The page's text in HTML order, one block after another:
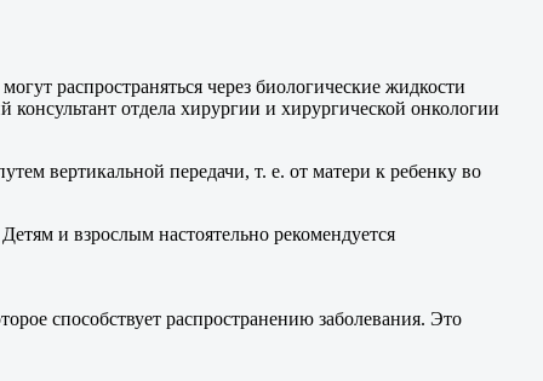
распространяться через биологические жидкости
отдела хирургии и хирургической онкологии
вертикальной передачи, т. е. от матери к ребенку во
и взрослым настоятельно рекомендуется
способствует распространению заболевания. Это